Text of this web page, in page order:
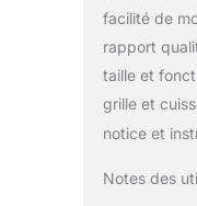
facilité de
rapport
taille et
grille et
notice et
Notes des